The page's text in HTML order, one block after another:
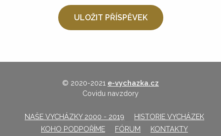
© 2020-2021 e-vychazka.cz
Covidu navzdory
NAŠE VYCHÁZKY 2000 - 2019
HISTORIE VYCHÁZEK
KOHO PODPOŘÍME
FÓRUM KONTAKTY